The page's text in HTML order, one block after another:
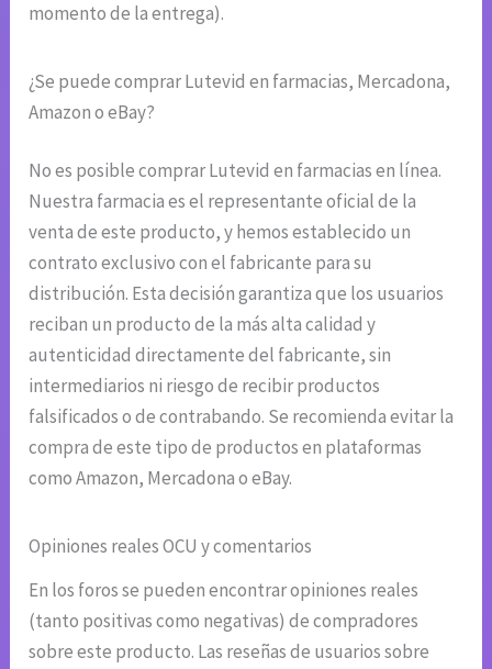
momento de la entrega).
¿Se puede comprar Lutevid en farmacias, Mercadona,
Amazon o eBay?
No es posible comprar Lutevid en farmacias en línea.
Nuestra farmacia es el representante oficial de la
venta de este producto, y hemos establecido un
contrato exclusivo con el fabricante para su
distribución. Esta decisión garantiza que los usuarios
reciban un producto de la más alta calidad y
autenticidad directamente del fabricante, sin
intermediarios ni riesgo de recibir productos
falsificados o de contrabando. Se recomienda evitar la
compra de este tipo de productos en plataformas
como Amazon, Mercadona o eBay.
Opiniones reales OCU y comentarios
En los foros se pueden encontrar opiniones reales
(tanto positivas como negativas) de compradores
sobre este producto. Las reseñas de usuarios sobre